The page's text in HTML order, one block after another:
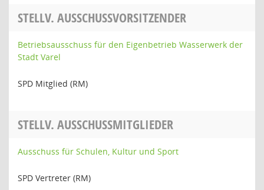
STELLV. AUSSCHUSSVORSITZENDER
Betriebsausschuss für den Eigenbetrieb Wasserwerk der
Stadt Varel
SPD Mitglied (RM)
STELLV. AUSSCHUSSMITGLIEDER
Ausschuss für Schulen, Kultur und Sport
SPD Vertreter (RM)